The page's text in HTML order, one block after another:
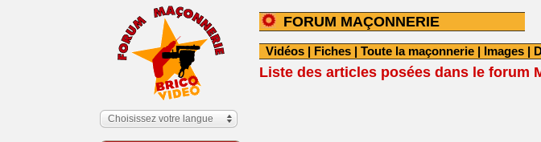
FORUM MAÇONNERIE
Vidéos | Fiches | Toute la maçonnerie | Images |
Liste des articles posées dans le forum
Choisissez votre langue